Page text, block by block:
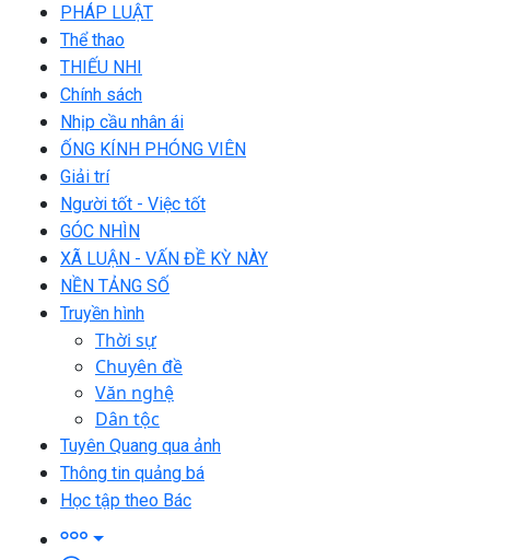
PHÁP LUẬT
Thể thao
THIẾU NHI
Chính sách
Nhịp cầu nhân ái
ỐNG KÍNH PHÓNG VIÊN
Giải trí
Người tốt - Việc tốt
GÓC NHÌN
XÃ LUẬN - VẤN ĐỀ KỲ NÀY
NỀN TẢNG SỐ
Truyền hình
Thời sự
Chuyên đề
Văn nghệ
Dân tộc
Tuyên Quang qua ảnh
Thông tin quảng bá
Học tập theo Bác